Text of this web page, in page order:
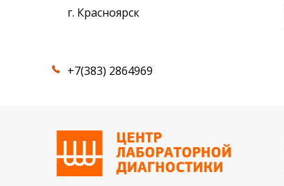
г. Красноярск
+7(383) 2864969